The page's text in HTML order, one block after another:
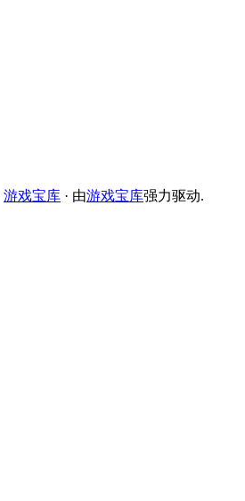
游戏宝库 · 由游戏宝库强力驱动.